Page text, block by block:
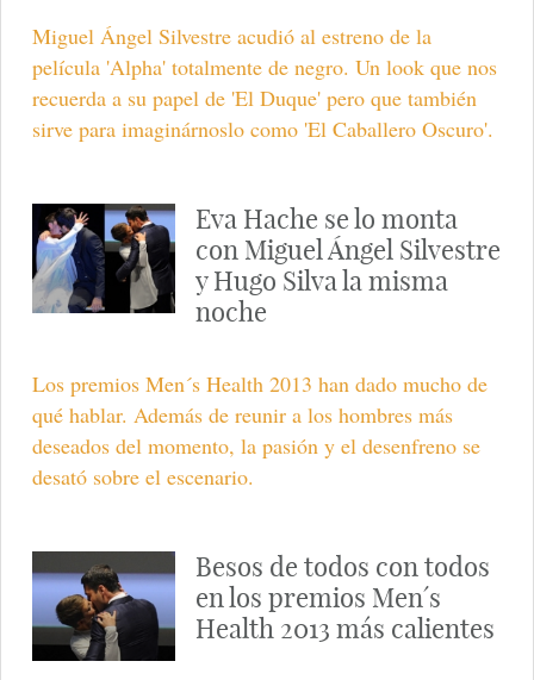
Miguel Ángel Silvestre acudió al estreno de la
película 'Alpha' totalmente de negro. Un look que nos
recuerda a su papel de 'El Duque' pero que también
sirve para imaginárnoslo como 'El Caballero Oscuro'.
Eva Hache se lo monta
con Miguel Ángel Silvestre
y Hugo Silva la misma
noche
Los premios Men´s Health 2013 han dado mucho de
qué hablar. Además de reunir a los hombres más
deseados del momento, la pasión y el desenfreno se
desató sobre el escenario.
Besos de todos con todos
en los premios Men´s
Health 2013 más calientes